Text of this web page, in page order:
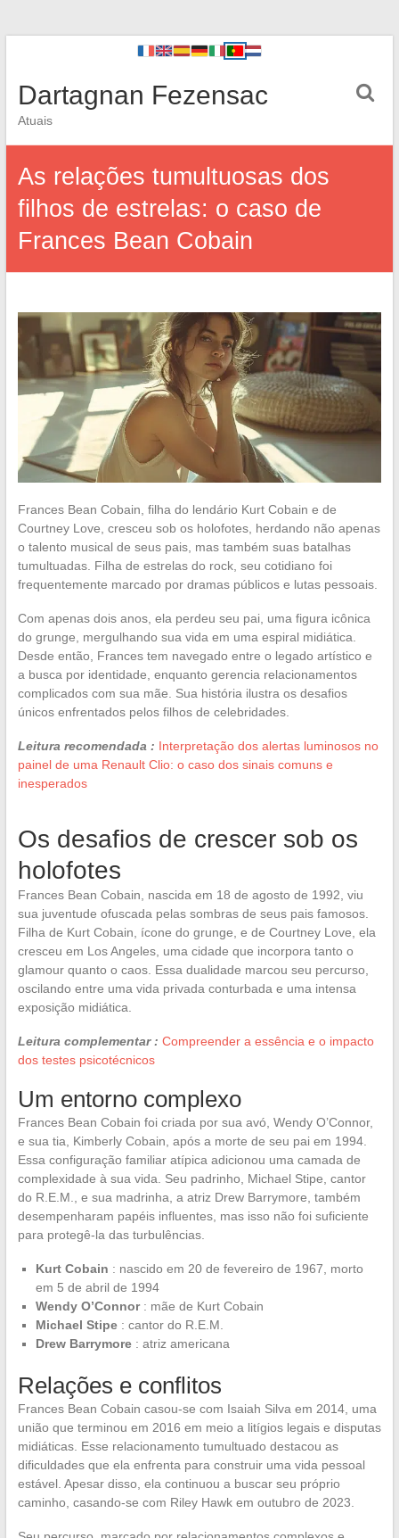
Dartagnan Fezensac
Atuais
As relações tumultuosas dos
filhos de estrelas: o caso de
Frances Bean Cobain
Frances Bean Cobain, filha do lendário Kurt Cobain e de
Courtney Love, cresceu sob os holofotes, herdando não apenas
o talento musical de seus pais, mas também suas batalhas
tumultuadas. Filha de estrelas do rock, seu cotidiano foi
frequentemente marcado por dramas públicos e lutas pessoais.
Com apenas dois anos, ela perdeu seu pai, uma figura icônica
do grunge, mergulhando sua vida em uma espiral midiática.
Desde então, Frances tem navegado entre o legado artístico e
a busca por identidade, enquanto gerencia relacionamentos
complicados com sua mãe. Sua história ilustra os desafios
únicos enfrentados pelos filhos de celebridades.
Leitura recomendada : Interpretação dos alertas luminosos no
painel de uma Renault Clio: o caso dos sinais comuns e
inesperados
Os desafios de crescer sob os
holofotes
Frances Bean Cobain, nascida em 18 de agosto de 1992, viu
sua juventude ofuscada pelas sombras de seus pais famosos.
Filha de Kurt Cobain, ícone do grunge, e de Courtney Love, ela
cresceu em Los Angeles, uma cidade que incorpora tanto o
glamour quanto o caos. Essa dualidade marcou seu percurso,
oscilando entre uma vida privada conturbada e uma intensa
exposição midiática.
Leitura complementar : Compreender a essência e o impacto
dos testes psicotécnicos
Um entorno complexo
Frances Bean Cobain foi criada por sua avó, Wendy O’Connor,
e sua tia, Kimberly Cobain, após a morte de seu pai em 1994.
Essa configuração familiar atípica adicionou uma camada de
complexidade à sua vida. Seu padrinho, Michael Stipe, cantor
do R.E.M., e sua madrinha, a atriz Drew Barrymore, também
desempenharam papéis influentes, mas isso não foi suficiente
para protegê-la das turbulências.
Kurt Cobain : nascido em 20 de fevereiro de 1967, morto
em 5 de abril de 1994
Wendy O’Connor: mãe de Kurt Cobain
Michael Stipe: cantor do R.E.M.
Drew Barrymore: atriz americana
Relações e conflitos
Frances Bean Cobain casou-se com Isaiah Silva em 2014, uma
união que terminou em 2016 em meio a litígios legais e disputas
midiáticas. Esse relacionamento tumultuado destacou as
dificuldades que ela enfrenta para construir uma vida pessoal
estável. Apesar disso, ela continuou a buscar seu próprio
caminho, casando-se com Riley Hawk em outubro de 2023.